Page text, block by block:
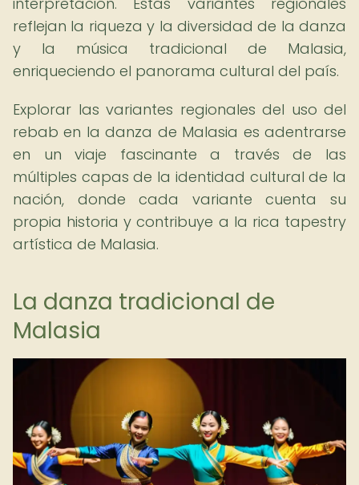
reflejan la riqueza y la diversidad de la danza
y la música tradicional de Malasia,
enriqueciendo el panorama cultural del país.
Explorar las variantes regionales del uso del
rebab en la danza de Malasia es adentrarse
en un viaje fascinante a través de las
múltiples capas de la identidad cultural de la
nación, donde cada variante cuenta su
propia historia y contribuye a la rica tapestry
artística de Malasia.
La danza tradicional de
Malasia